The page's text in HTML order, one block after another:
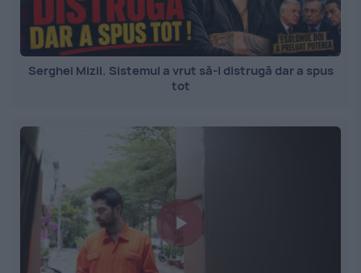
Serghei Mizil. Sistemul a vrut să-l distrugă dar a spus
tot